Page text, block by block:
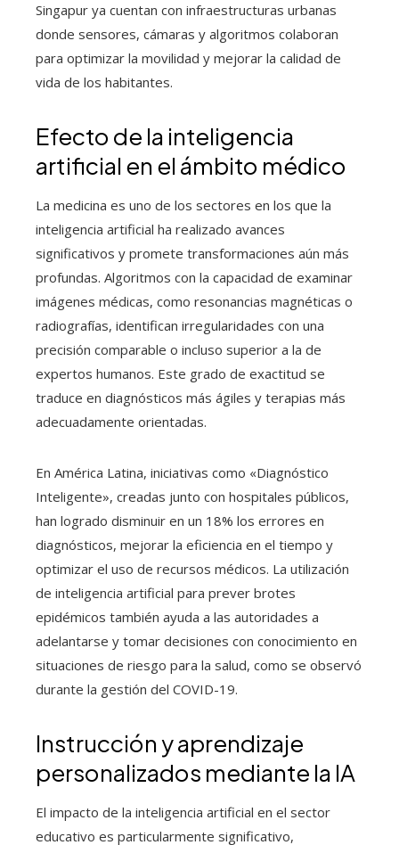
Singapur ya cuentan con infraestructuras urbanas
donde sensores, cámaras y algoritmos colaboran
para optimizar la movilidad y mejorar la calidad de
vida de los habitantes.
Efecto de la inteligencia
artificial en el ámbito médico
La medicina es uno de los sectores en los que la
inteligencia artificial ha realizado avances
significativos y promete transformaciones aún más
profundas. Algoritmos con la capacidad de examinar
imágenes médicas, como resonancias magnéticas o
radiografías, identifican irregularidades con una
precisión comparable o incluso superior a la de
expertos humanos. Este grado de exactitud se
traduce en diagnósticos más ágiles y terapias más
adecuadamente orientadas.
En América Latina, iniciativas como «Diagnóstico
Inteligente», creadas junto con hospitales públicos,
han logrado disminuir en un 18% los errores en
diagnósticos, mejorar la eficiencia en el tiempo y
optimizar el uso de recursos médicos. La utilización
de inteligencia artificial para prever brotes
epidémicos también ayuda a las autoridades a
adelantarse y tomar decisiones con conocimiento en
situaciones de riesgo para la salud, como se observó
durante la gestión del COVID-19.
Instrucción y aprendizaje
personalizados mediante la IA
El impacto de la inteligencia artificial en el sector
educativo es particularmente significativo,